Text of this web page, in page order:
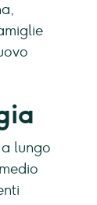
lungo